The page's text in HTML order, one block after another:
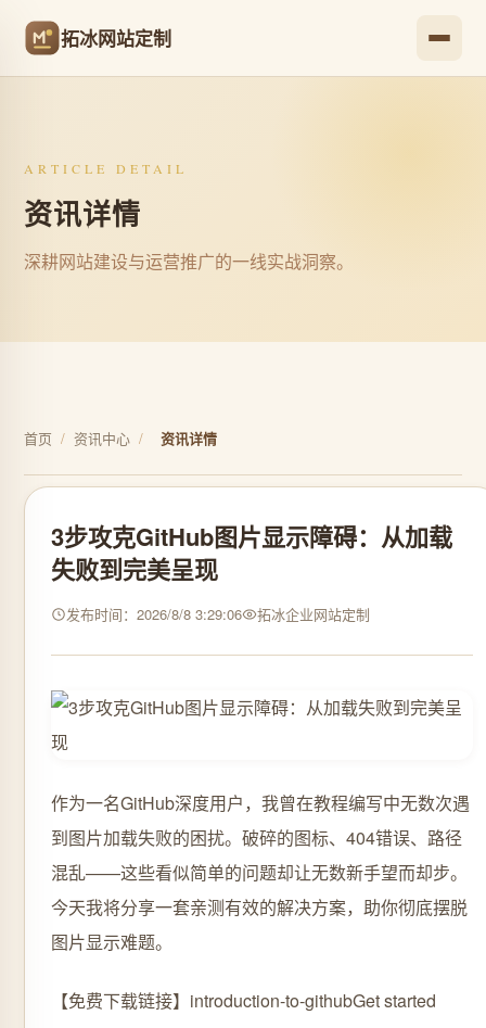
拓冰网站定制
ARTICLE DETAIL
资讯详情
深耕网站建设与运营推广的一线实战洞察。
首页 / 资讯中心 / 资讯详情
3步攻克GitHub图片显示障碍：从加载
失败到完美呈现
发布时间：2026/8/8 3:29:06 拓冰企业网站定制
作为一名GitHub深度用户，我曾在教程编写中无数次遇
到图片加载失败的困扰。破碎的图标、404错误、路径
混乱——这些看似简单的问题却让无数新手望而却步。
今天我将分享一套亲测有效的解决方案，助你彻底摆脱
图片显示难题。
【免费下载链接】introduction-to-githubGet started